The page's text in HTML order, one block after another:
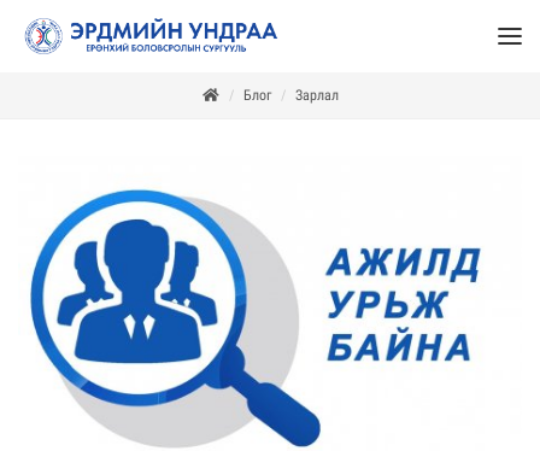
Блог Зарлал